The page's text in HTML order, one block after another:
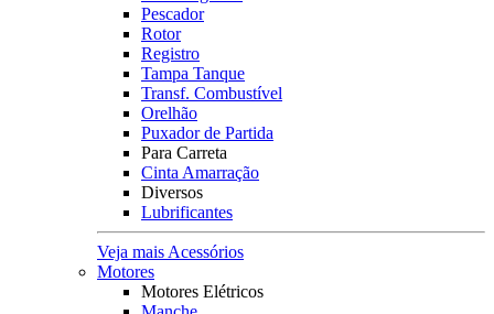
Pescador
Rotor
Registro
Tampa Tanque
Transf. Combustível
Orelhão
Puxador de Partida
Para Carreta
Cinta Amarração
Diversos
Lubrificantes
Veja mais Acessórios
Motores
Motores Elétricos